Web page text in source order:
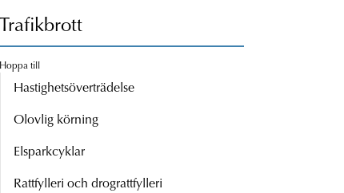
Trafikbrott
Hoppa till
Hastighetsöverträdelse
Olovlig körning
Elsparkcyklar
Rattfylleri och drograttfylleri